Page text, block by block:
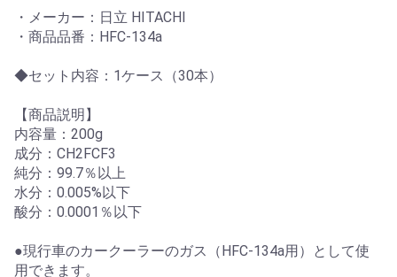
・メーカー：日立 HITACHI
・商品品番：HFC-134a
◆セット内容：1ケース（30本）
【商品説明】
内容量：200g
成分：CH2FCF3
純分：99.7％以上
水分：0.005%以下
酸分：0.0001％以下
●現行車のカークーラーのガス（HFC-134a用）として使
用できます。